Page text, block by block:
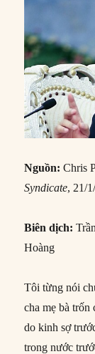
Nguồn: Chris
Syndicate, 21/
Biên dịch:
Hoàng
Tôi từng nói
cha mẹ bà
do kinh sợ
trong nước